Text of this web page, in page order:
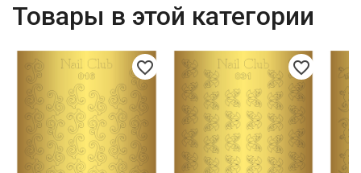
Товары в этой категории
favorite_border favorite_border